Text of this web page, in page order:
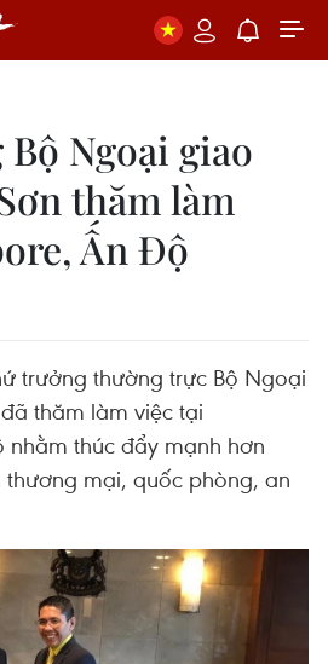
Ngoại giao
thăm làm
Ấn Độ
trưởng thường trực Bộ Ngoại
thăm làm việc tại
nhằm thúc đẩy mạnh hơn
mại, quốc phòng, an